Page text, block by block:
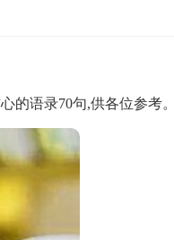
语录70句,供各位参考。